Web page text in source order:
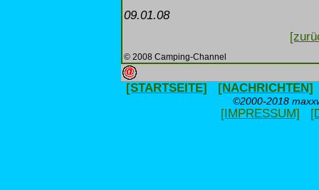
09.01.08
© 2008 Camping-Channel
[STARTSEITE] [NACHRICHTEN]
©2000-2018
[IMPRESSUM]